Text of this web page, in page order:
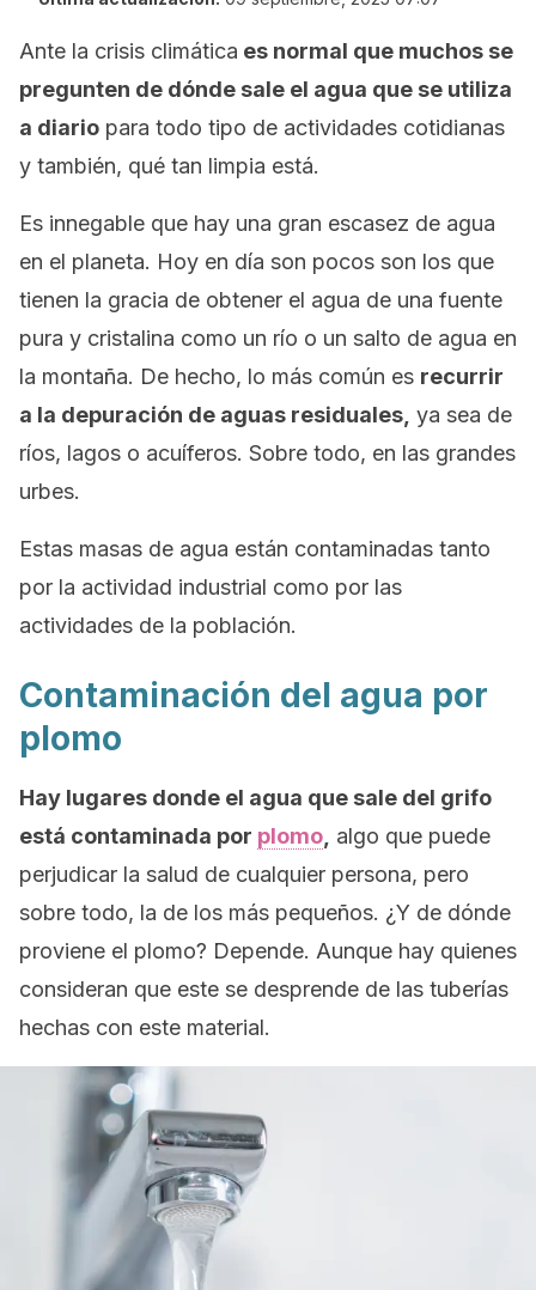
Ante la crisis climática es normal que muchos se
pregunten de dónde sale el agua que se utiliza
a diario para todo tipo de actividades cotidianas
y también, qué tan limpia está.
Es innegable que hay una gran escasez de agua
en el planeta. Hoy en día son pocos son los que
tienen la gracia de obtener el agua de una fuente
pura y cristalina como un río o un salto de agua en
la montaña. De hecho, lo más común es recurrir
a la depuración de aguas residuales, ya sea de
ríos, lagos o acuíferos. Sobre todo, en las grandes
urbes.
Estas masas de agua están contaminadas tanto
por la actividad industrial como por las
actividades de la población.
Contaminación del agua por
plomo
Hay lugares donde el agua que sale del grifo
está contaminada por plomo algo que puede
perjudicar la salud de cualquier persona, pero
sobre todo, la de los más pequeños. ¿Y de dónde
proviene el plomo? Depende. Aunque hay quienes
consideran que este se desprende de las tuberías
hechas con este material.